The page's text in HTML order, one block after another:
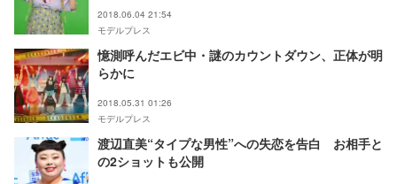
2018.06.04 21:54
モデルプレス
憶測呼んだエビ中・謎のカウントダウン、正体が明
らかに
2018.05.31 01:26
モデルプレス
渡辺直美“タイプな男性”への失恋を告白 お相手と
の2ショットも公開